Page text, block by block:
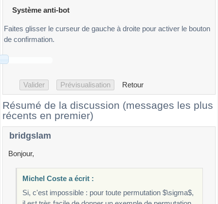
Système anti-bot
Faites glisser le curseur de gauche à droite pour activer le bouton
de confirmation.
Retour
Résumé de la discussion (messages les plus
récents en premier)
bridgslam
Bonjour,
Michel Coste a écrit :
Si, c'est impossible : pour toute permutation $\sigma$,